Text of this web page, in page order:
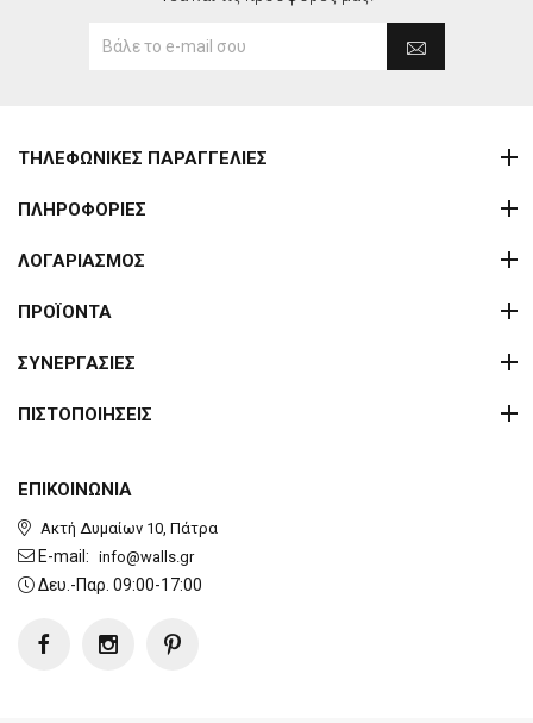
ΕΠΙΚΟΙΝΩΝΙΑ
Ακτή Δυμαίων 10, Πάτρα
E-mail: info@walls.gr
Δευ.-Παρ. 09:00-17:00
ΤΗΛΕΦΩΝΙΚΕΣ ΠΑΡΑΓΓΕΛΙΕΣ
ΠΛΗΡΟΦΟΡΙΕΣ
ΛΟΓΑΡΙΑΣΜΟΣ
ΠΡΟΪΟΝΤΑ
ΣΥΝΕΡΓΑΣΙΕΣ
ΠΙΣΤΟΠΟΙΗΣΕΙΣ